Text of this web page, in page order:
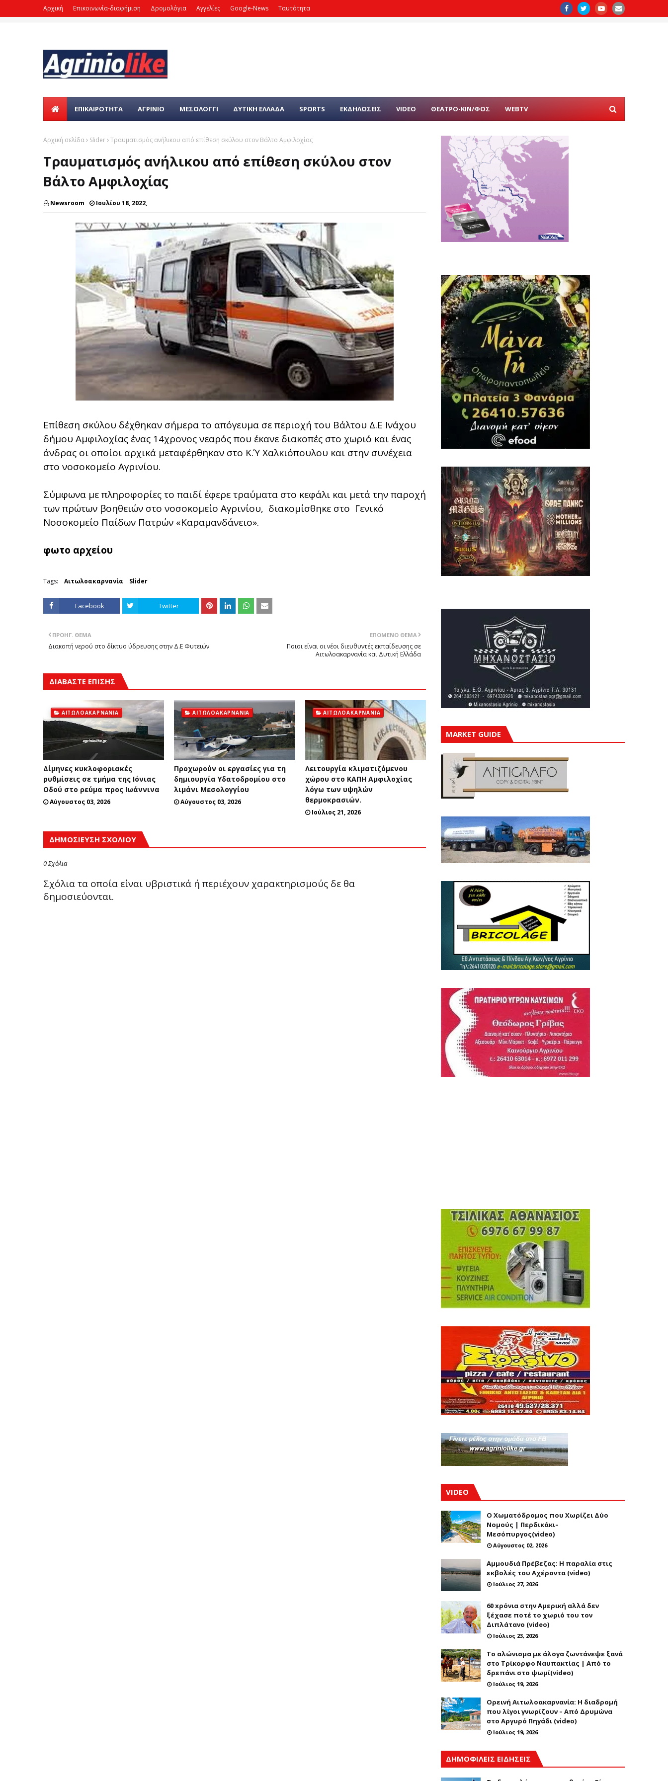
Αρχική Επικοινωνία-διαφήμιση Δρομολόγια Αγγελίες Google-News Ταυτότητα
ΕΠΙΚΑΙΡΌΤΗΤΑ ΑΓΡΙΝΙΟ ΜΕΣΟΛΟΓΓΙ ΔΥΤΙΚΗ ΕΛΛΑΔΑ SPORTS ΕΚΔΗΛΩΣΕΙΣ VIDEO ΘΕΑΤΡΟ-ΚΙΝ/ΦΟΣ WEBTV
Αρχική σελίδα Slider Τραυματισμός ανήλικου από επίθεση σκύλου στον Βάλτο Αμφιλοχίας
Τραυματισμός ανήλικου από επίθεση σκύλου στον
Βάλτο Αμφιλοχίας
Newsroom Ιουλίου 18, 2022,
Επίθεση σκύλου δέχθηκαν σήμερα το απόγευμα σε περιοχή του Βάλτου Δ.Ε Ινάχου
δήμου Αμφιλοχίας ένας 14χρονος νεαρός που έκανε διακοπές στο χωριό και ένας
άνδρας οι οποίοι αρχικά μεταφέρθηκαν στο Κ.Ύ Χαλκιόπουλου και στην συνέχεια
στο νοσοκομείο Αγρινίου.
Σύμφωνα με πληροφορίες το παιδί έφερε τραύματα στο κεφάλι και μετά την παροχή
των πρώτων βοηθειών στο νοσοκομείο Αγρινίου, διακομίσθηκε στο Γενικό
Νοσοκομείο Παίδων Πατρών «Καραμανδάνειο».
φωτο αρχείου
Tags: Αιτωλοακαρνανία Slider
Facebook Twitter
ΕΠΌΜΕΝΟ ΘΈΜΑ
Ποιοι είναι οι νέοι διευθυντές εκπαίδευσης σε
Αιτωλοακαρνανία και Δυτική Ελλάδα
ΠΡΟΗΓ. ΘΈΜΑ
Διακοπή νερού στο δίκτυο ύδρευσης στην Δ.Ε Φυτειών
ΔΙΑΒΑΣΤΕ ΕΠΙΣΗΣ
ΑΙΤΩΛΟΑΚΑΡΝΑΝΊΑ
Δίμηνες κυκλοφοριακές
ρυθμίσεις σε τμήμα της Ιόνιας
Οδού στο ρεύμα προς Ιωάννινα
Αύγουστος 03, 2026
ΑΙΤΩΛΟΑΚΑΡΝΑΝΊΑ
Προχωρούν οι εργασίες για τη
δημιουργία Υδατοδρομίου στο
λιμάνι Μεσολογγίου
Αύγουστος 03, 2026
ΑΙΤΩΛΟΑΚΑΡΝΑΝΊΑ
Λειτουργία κλιματιζόμενου
χώρου στο ΚΑΠΗ Αμφιλοχίας
λόγω των υψηλών
θερμοκρασιών.
Ιούλιος 21, 2026
ΔΗΜΟΣΊΕΥΣΗ ΣΧΟΛΊΟΥ
0 Σχόλια
Σχόλια τα οποία είναι υβριστικά ή περιέχουν χαρακτηρισμούς δε θα
δημοσιεύονται.
MARKET GUIDE
VIDEO
Ο Χωματόδρομος που Χωρίζει Δύο
Νομούς | Περδικάκι–
Μεσόπυργος(video)
Αύγουστος 02, 2026
Αμμουδιά Πρέβεζας: Η παραλία στις
εκβολές του Αχέροντα (video)
Ιούλιος 27, 2026
60 xρόνια στην Αμερική αλλά δεν
ξέχασε ποτέ το χωριό του τον
Διπλάτανο (video)
Ιούλιος 23, 2026
Το αλώνισμα με άλογα ζωντάνεψε ξανά
στο Τρίκορφο Ναυπακτίας | Από το
δρεπάνι στο ψωμί(video)
Ιούλιος 19, 2026
Ορεινή Αιτωλοακαρνανία: Η διαδρομή
που λίγοι γνωρίζουν – Από Δρυμώνα
στο Αργυρό Πηγάδι (video)
Ιούλιος 19, 2026
ΔΗΜΟΦΙΛΕΙΣ ΕΙΔΗΣΕΙΣ